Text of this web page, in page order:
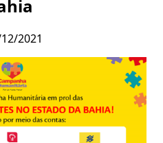
2021